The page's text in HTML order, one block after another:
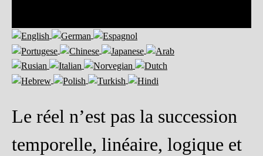
Le réel n’est pas la succession
temporelle, linéaire, logique et